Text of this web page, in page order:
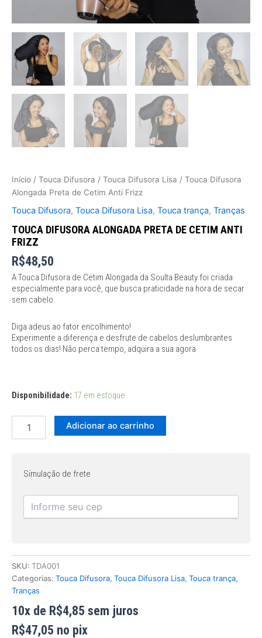
Início / Touca Difusora / Touca Difusora Lisa / Touca Difusora
Alongada Preta de Cetim Anti Frizz
Touca Difusora, Touca Difusora Lisa, Touca trança, Tranças
TOUCA DIFUSORA ALONGADA PRETA DE CETIM ANTI
FRIZZ
R$48,50
A Touca Difusora de Cetim Alongada da Soulta Beauty foi criada
especialmente para você, que busca praticidade na hora de secar
sem cabelo.
Diga adeus ao fator encolhimento!
Experimente a diferença e desfrute de cabelos deslumbrantes
todos os dias! Não perca tempo, adquira a sua agora
Disponibilidade: 17 em estoque
Adicionar ao carrinho
Simulação de frete
SKU: TDA001
Categorias: Touca Difusora, Touca Difusora Lisa, Touca trança,
Tranças
10x de R$4,85 sem juros
R$47,05 no pix